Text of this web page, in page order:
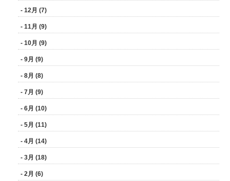
- 12月 (7)
- 11月 (9)
- 10月 (9)
- 9月 (9)
- 8月 (8)
- 7月 (9)
- 6月 (10)
- 5月 (11)
- 4月 (14)
- 3月 (18)
- 2月 (6)